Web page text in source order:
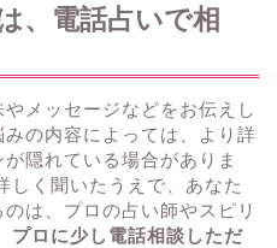
、電話占いで相
メッセージなどをお伝えし
の内容によっては、より詳
隠れている場合がありま
しく聞いたうえで、あなた
は、プロの占い師やスピリ
プロに少し電話相談しただ